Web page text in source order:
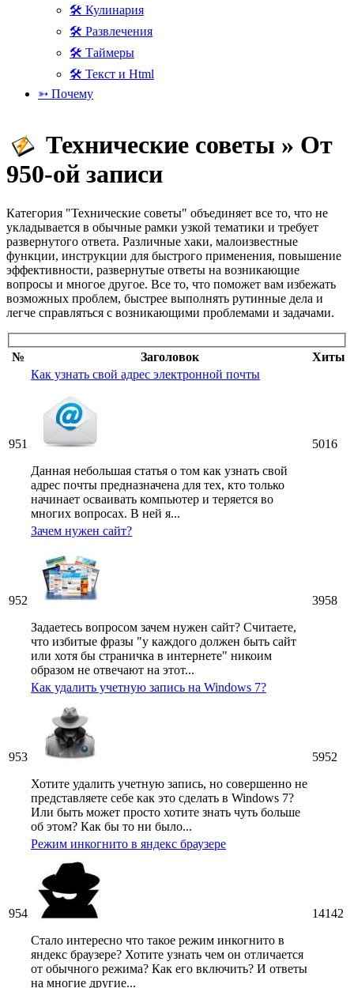
🛠 Кулинария
🛠 Развлечения
🛠 Таймеры
🛠 Текст и Html
➳ Почему
Технические советы » От
950-ой записи
Категория "Технические советы" объединяет все то, что не
укладывается в обычные рамки узкой тематики и требует
развернутого ответа. Различные хаки, малоизвестные
функции, инструкции для быстрого применения, повышение
эффективности, развернутые ответы на возникающие
вопросы и многое другое. Все то, что поможет вам избежать
возможных проблем, быстрее выполнять рутинные дела и
легче справляться с возникающими проблемами и задачами.
№ Заголовок Хиты
951
Как узнать свой адрес электронной почты
Данная небольшая статья о том как узнать свой
адрес почты предназначена для тех, кто только
начинает осваивать компьютер и теряется во
многих вопросах. В ней я...
5016
952
Зачем нужен сайт?
Задаетесь вопросом зачем нужен сайт? Считаете,
что избитые фразы "у каждого должен быть сайт
или хотя бы страничка в интернете" никоим
образом не отвечают на этот...
3958
953
Как удалить учетную запись на Windows 7?
Хотите удалить учетную запись, но совершенно не
представляете себе как это сделать в Windows 7?
Или быть может просто хотите знать чуть больше
об этом? Как бы то ни было...
5952
954
Режим инкогнито в яндекс браузере
Стало интересно что такое режим инкогнито в
яндекс браузере? Хотите узнать чем он отличается
от обычного режима? Как его включить? И ответы
на многие другие...
14142